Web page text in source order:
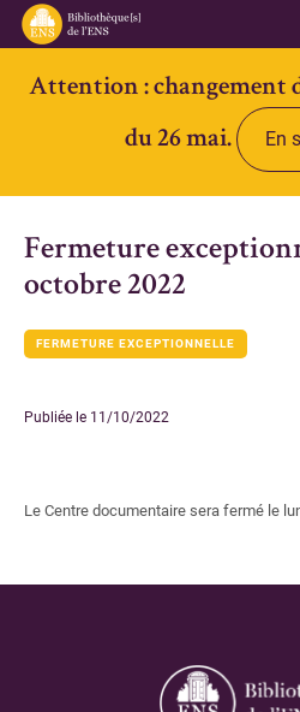
Qui
Informations
Bibliothèque des Lettres et
Bibliothèque de l'Institut des
Bibliothèque de
Attention : changement
du 26 mai.
En
Fermeture
octobre 2022
FERMETURE EXCEPTIONNELLE
Publiée le 11/10/2022
Le Centre documentaire sera fermé le